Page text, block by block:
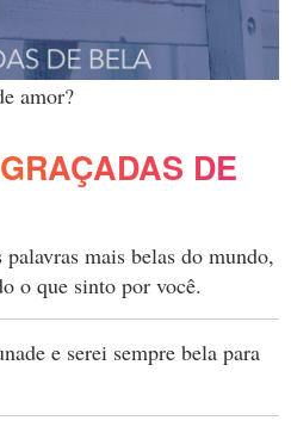
amor?
DE
mais belas do mundo,
o que sinto por você.
e serei sempre bela para